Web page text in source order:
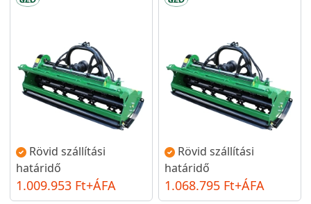
Rövid szállítási
határidő
1.009.953 Ft+ÁFA
Rövid szállítási
határidő
1.068.795 Ft+ÁFA